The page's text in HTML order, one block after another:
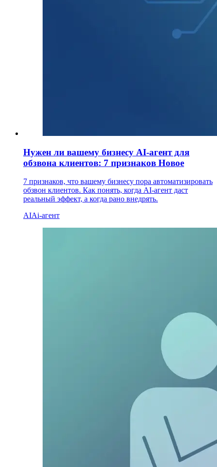
Нужен ли вашему бизнесу AI-агент для
обзвона клиентов: 7 признаков Новое
7 признаков, что вашему бизнесу пора автоматизировать
обзвон клиентов. Как понять, когда AI-агент даст
реальный эффект, а когда рано внедрять.
AIAi-агент